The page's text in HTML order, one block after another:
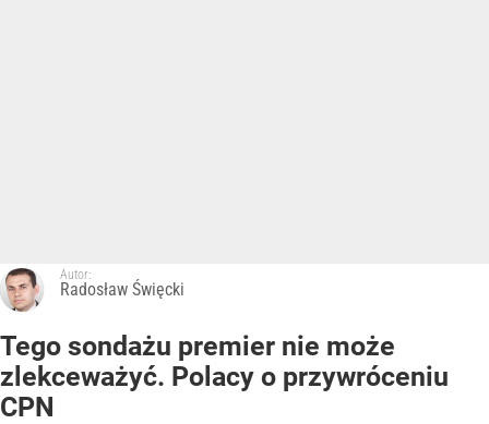
Autor:
Radosław Święcki
Tego sondażu premier nie może
zlekceważyć. Polacy o przywróceniu
CPN